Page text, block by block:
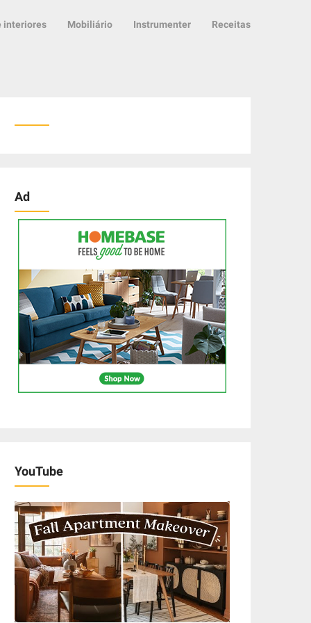
interiores Mobiliário Instrumenter Receitas
Ad
YouTube